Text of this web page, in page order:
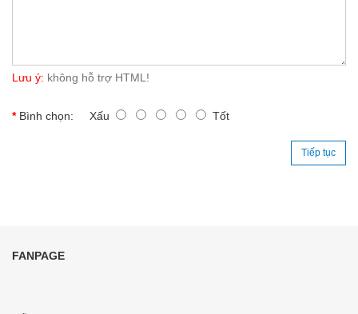
Lưu ý: không hỗ trợ HTML!
Bình chọn: Xấu Tốt
Tiếp tục
FANPAGE